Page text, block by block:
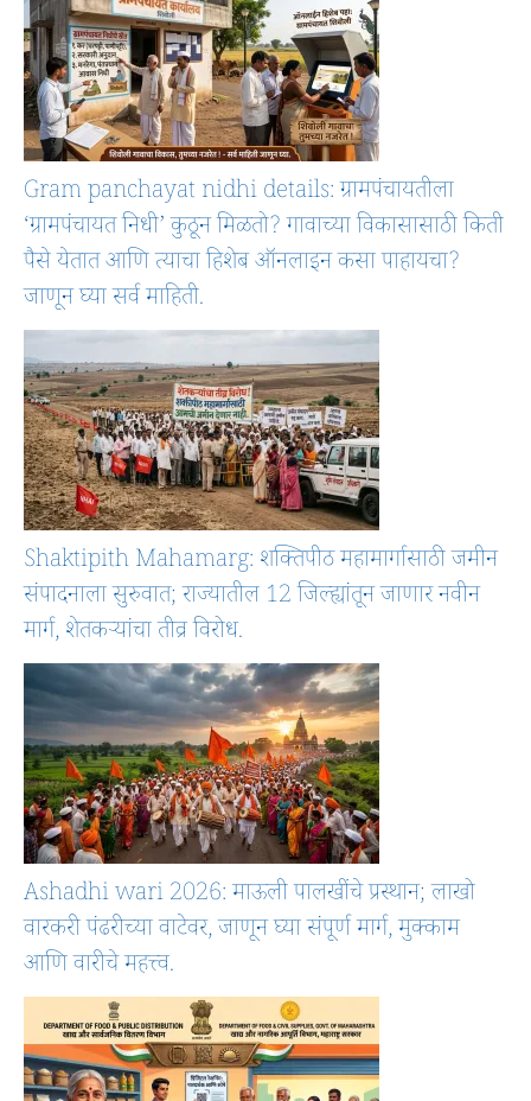
Gram panchayat nidhi details: ग्रामपंचायतीला
‘ग्रामपंचायत निधी’ कुठून मिळतो? गावाच्या विकासासाठी किती
पैसे येतात आणि त्याचा हिशेब ऑनलाइन कसा पाहायचा?
जाणून घ्या सर्व माहिती.
Shaktipith Mahamarg: शक्तिपीठ महामार्गासाठी जमीन
संपादनाला सुरुवात; राज्यातील 12 जिल्ह्यांतून जाणार नवीन
मार्ग, शेतकऱ्यांचा तीव्र विरोध.
Ashadhi wari 2026: माऊली पालखींचे प्रस्थान; लाखो
वारकरी पंढरीच्या वाटेवर, जाणून घ्या संपूर्ण मार्ग, मुक्काम
आणि वारीचे महत्त्व.